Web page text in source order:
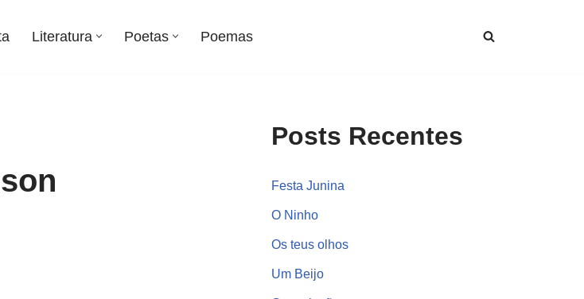
Literatura Poetas Poemas
Posts Recentes
Festa Junina
O Ninho
Os teus olhos
Um Beijo